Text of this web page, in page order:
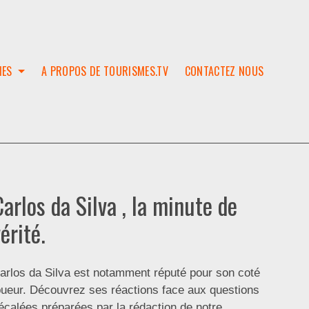
A PROPOS DE TOURISMES.TV CONTACTEZ NOUS
da Silva , la minute de
da Silva est notamment réputé pour son coté
Découvrez ses réactions face aux questions